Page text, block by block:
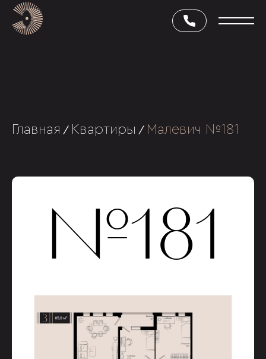
Главная / Квартиры / Малевич №181
№181